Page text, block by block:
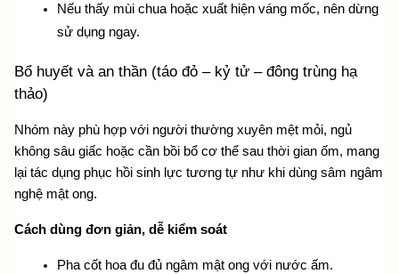
Nếu thấy mùi chua hoặc xuất hiện váng mốc, nên dừng
sử dụng ngay.
Bổ huyết và an thần (táo đỏ – kỷ tử – đông trùng hạ
thảo)
Nhóm này phù hợp với người thường xuyên mệt mỏi, ngủ
không sâu giấc hoặc cần bồi bổ cơ thể sau thời gian ốm, mang
lại tác dụng phục hồi sinh lực tương tự như khi dùng sâm ngâm
nghệ mật ong.
Cách dùng đơn giản, dễ kiểm soát
Pha cốt hoa đu đủ ngâm mật ong với nước ấm.